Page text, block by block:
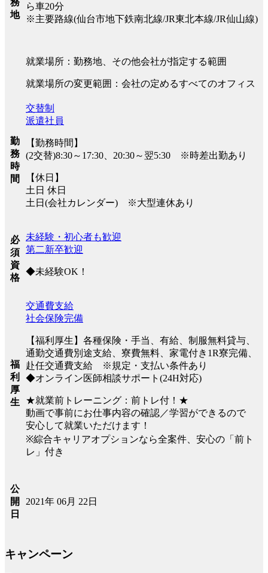
務
地
ら車20分
※主要路線(仙台市地下鉄南北線/JR東北本線/JR仙山線)
就業場所：勤務地、その他会社が指定する範囲
就業場所の変更範囲：会社の定めるすべてのオフィス
勤
務
時
間
交替制
派遣社員
【勤務時間】
(2交替)8:30～17:30、20:30～翌5:30 ※時差出勤あり
【休日】
土日 休日
土日(会社カレンダー) ※大型連休あり
必
須
資
格
未経験・初心者も歓迎
第二新卒歓迎
◆未経験OK！
福
利
厚
生
交通費支給
社会保険完備
【福利厚生】各種保険・手当、有給、制服無料貸与、
通勤交通費別途支給、寮費無料、家電付き1R寮完備、
赴任交通費支給 ※規定・支払い条件あり
◆オンライン医師相談サポート(24H対応)
★就業前トレーニング：前トレ付！★
動画で事前にお仕事内容の確認／学習ができるので
安心して就業いただけます！
※綜合キャリアオプションなら全案件、安心の「前ト
レ」付き
公
開
日
2021年 06月 22日
キャンペーン